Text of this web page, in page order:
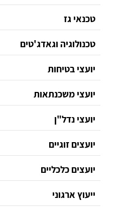
טכנאי גז
טכנולוגיה וגאדג'טים
יועצי בטיחות
יועצי משכנתאות
יועצי נדל"ן
יועצים זוגיים
יועצים כלכליים
ייעוץ ארגוני